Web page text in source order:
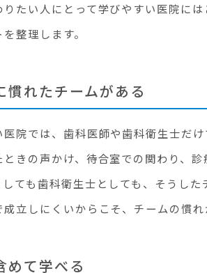
たい人にとって学びやすい医院に
整理します。
慣れたチームがある
院では、歯科医師や歯科衛生士だ
きの声かけ、待合室での関わり、
ても歯科衛生士としても、そうし
立しにくいからこそ、チームの慣れ
めて学べる